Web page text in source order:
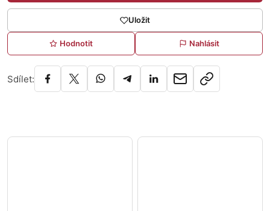
Uložit
Hodnotit Nahlásit
Sdílet: